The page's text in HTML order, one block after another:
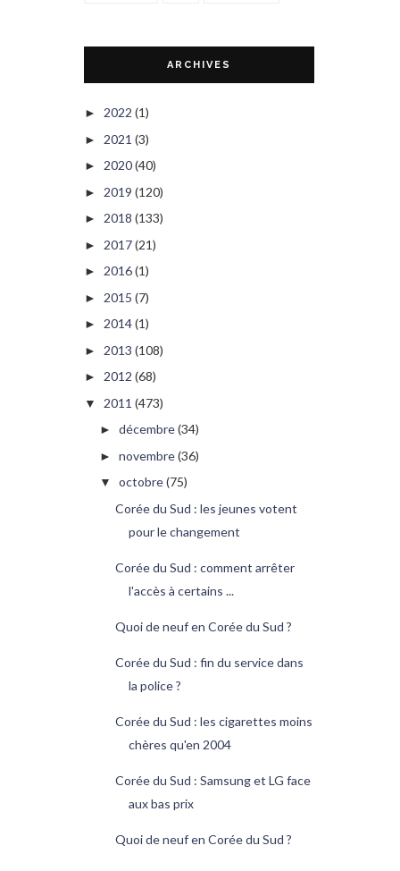
ARCHIVES
► 2022 (1)
► 2021 (3)
► 2020(40)
► 2019 (120)
► 2018 (133)
► 2017(21)
► 2016(1)
► 2015 (7)
► 2014(1)
► 2013 (108)
► 2012 (68)
▼ 2011 (473)
► décembre(34)
► novembre(36)
▼ octobre(75)
Corée du Sud : les jeunes votent
pour le changement
Corée du Sud : comment arrêter
l'accès à certains ...
Quoi de neuf en Corée du Sud ?
Corée du Sud : fin du service dans
la police ?
Corée du Sud : les cigarettes moins
chères qu'en 2004
Corée du Sud : Samsung et LG face
aux bas prix
Quoi de neuf en Corée du Sud ?